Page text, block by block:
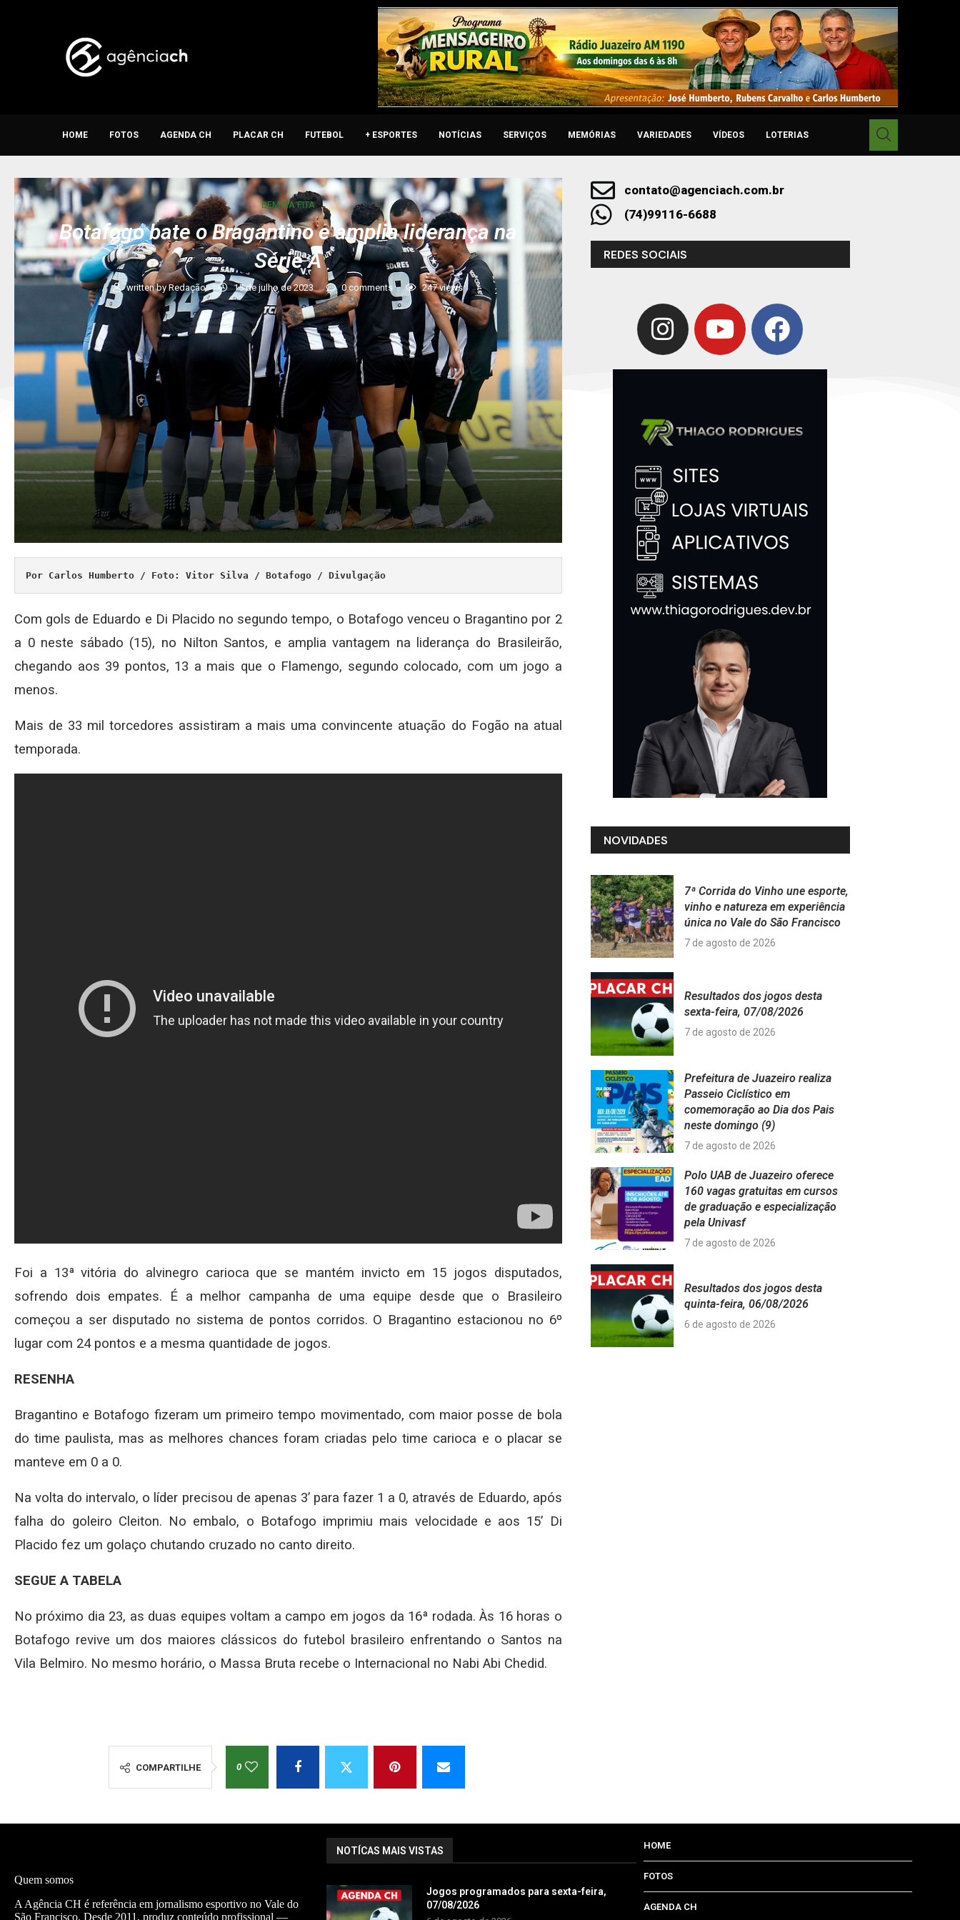
HOME FOTOS AGENDA CH PLACAR CH FUTEBOL + ESPORTES NOTÍCIAS SERVIÇOS MEMÓRIAS VARIEDADES VÍDEOS LOTERIAS
BEM NA FITA
Botafogo bate o Bragantino e amplia liderança na
Série A
written byRedação 15 de julho de 2023 0 comments 247views
Por Carlos Humberto / Foto: Vitor Silva / Botafogo / Divulgação
Com gols de Eduardo e Di Placido no segundo tempo, o Botafogo venceu o Bragantino por 2
a 0 neste sábado (15), no Nilton Santos, e amplia vantagem na liderança do Brasileirão,
chegando aos 39 pontos, 13 a mais que o Flamengo, segundo colocado, com um jogo a
menos.
Mais de 33 mil torcedores assistiram a mais uma convincente atuação do Fogão na atual
temporada.
Foi a 13ª vitória do alvinegro carioca que se mantém invicto em 15 jogos disputados,
sofrendo dois empates. É a melhor campanha de uma equipe desde que o Brasileiro
começou a ser disputado no sistema de pontos corridos. O Bragantino estacionou no 6º
lugar com 24 pontos e a mesma quantidade de jogos.
RESENHA
Bragantino e Botafogo fizeram um primeiro tempo movimentado, com maior posse de bola
do time paulista, mas as melhores chances foram criadas pelo time carioca e o placar se
manteve em 0 a 0.
Na volta do intervalo, o líder precisou de apenas 3’ para fazer 1 a 0, através de Eduardo, após
falha do goleiro Cleiton. No embalo, o Botafogo imprimiu mais velocidade e aos 15’ Di
Placido fez um golaço chutando cruzado no canto direito.
SEGUE A TABELA
No próximo dia 23, as duas equipes voltam a campo em jogos da 16ª rodada. Às 16 horas o
Botafogo revive um dos maiores clássicos do futebol brasileiro enfrentando o Santos na
Vila Belmiro. No mesmo horário, o Massa Bruta recebe o Internacional no Nabi Abi Chedid.
COMPARTILHE 0
contato@agenciach.com.br
(74)99116-6688
REDES SOCIAIS
NOVIDADES
7ª Corrida do Vinho une esporte,
vinho e natureza em experiência
única no Vale do São Francisco
7 de agosto de 2026
Resultados dos jogos desta
sexta-feira, 07/08/2026
7 de agosto de 2026
Prefeitura de Juazeiro realiza
Passeio Ciclístico em
comemoração ao Dia dos Pais
neste domingo (9)
7 de agosto de 2026
Polo UAB de Juazeiro oferece
160 vagas gratuitas em cursos
de graduação e especialização
pela Univasf
7 de agosto de 2026
Resultados dos jogos desta
quinta-feira, 06/08/2026
6 de agosto de 2026
Quem somos
A Agência CH é referência em jornalismo esportivo no Vale do
São Francisco. Desde 2011, produz conteúdo profissional —
NOTÍCAS MAIS VISTAS
Jogos programados para sexta-feira,
07/08/2026
HOME
FOTOS
AGENDA CH